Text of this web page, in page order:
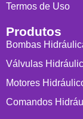
Termos de Uso
Produtos
Bombas
Válvulas
Motores
Comandos